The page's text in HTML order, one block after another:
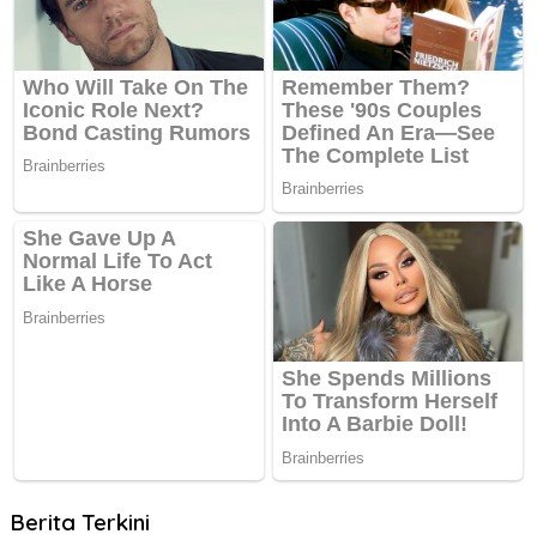
Berita Terkini